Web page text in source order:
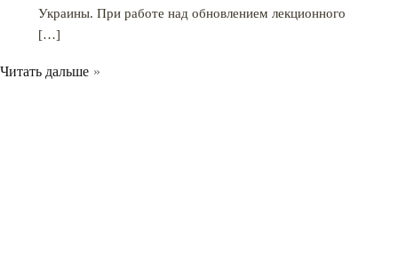
Украины. При работе над обновлением лекционного
[…]
Читать дальше